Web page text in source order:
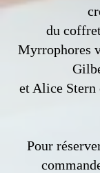
du
Myrrophores
et Alice Stern
Pour